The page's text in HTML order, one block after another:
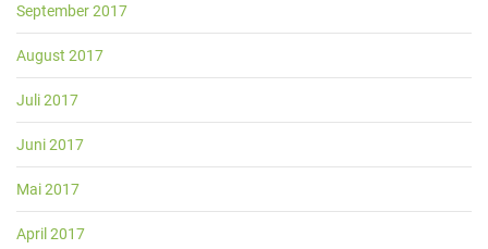
September 2017
August 2017
Juli 2017
Juni 2017
Mai 2017
April 2017